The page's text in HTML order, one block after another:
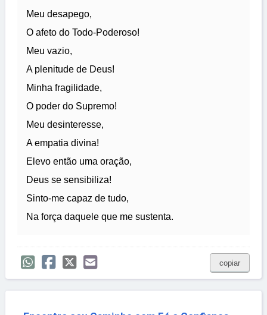
Meu desapego,
O afeto do Todo-Poderoso!
Meu vazio,
A plenitude de Deus!
Minha fragilidade,
O poder do Supremo!
Meu desinteresse,
A empatia divina!
Elevo então uma oração,
Deus se sensibiliza!
Sinto-me capaz de tudo,
Na força daquele que me sustenta.
copiar